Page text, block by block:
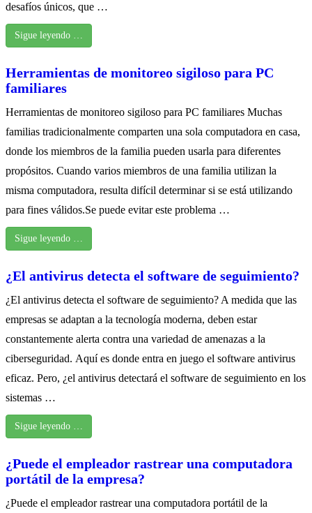
desafíos únicos, que …
Sigue leyendo …
Herramientas de monitoreo sigiloso para PC
familiares
Herramientas de monitoreo sigiloso para PC familiares Muchas
familias tradicionalmente comparten una sola computadora en casa,
donde los miembros de la familia pueden usarla para diferentes
propósitos. Cuando varios miembros de una familia utilizan la
misma computadora, resulta difícil determinar si se está utilizando
para fines válidos.Se puede evitar este problema …
Sigue leyendo …
¿El antivirus detecta el software de seguimiento?
¿El antivirus detecta el software de seguimiento? A medida que las
empresas se adaptan a la tecnología moderna, deben estar
constantemente alerta contra una variedad de amenazas a la
ciberseguridad. Aquí es donde entra en juego el software antivirus
eficaz. Pero, ¿el antivirus detectará el software de seguimiento en los
sistemas …
Sigue leyendo …
¿Puede el empleador rastrear una computadora
portátil de la empresa?
¿Puede el empleador rastrear una computadora portátil de la